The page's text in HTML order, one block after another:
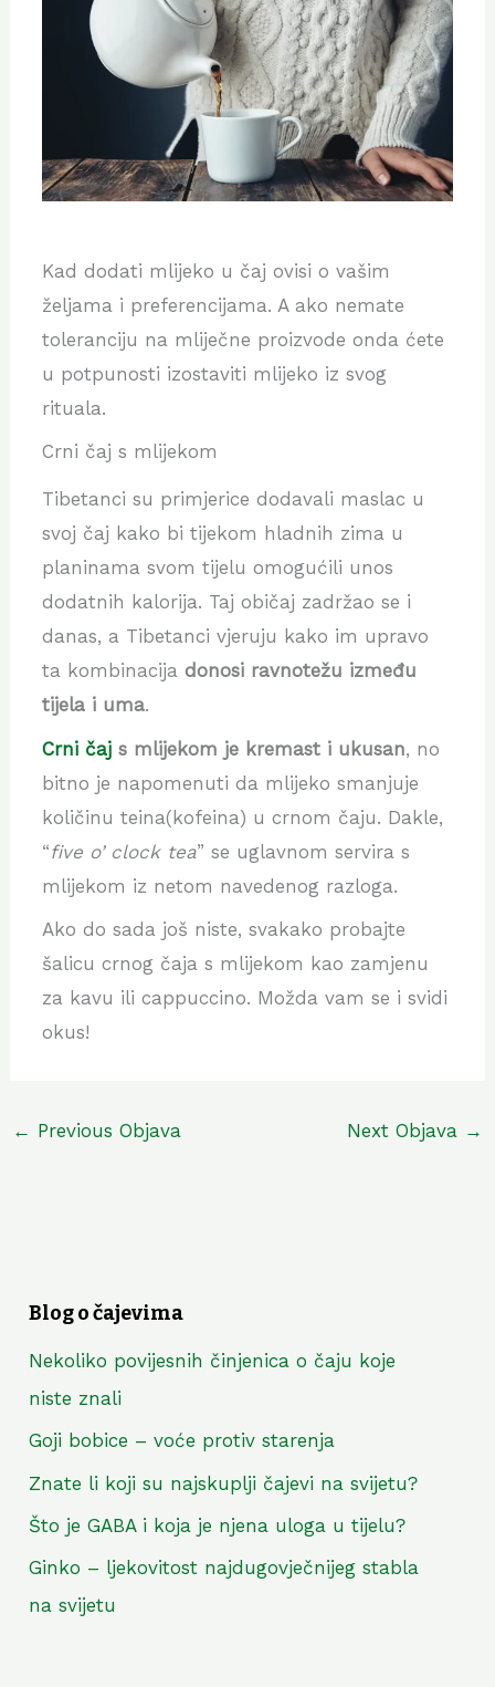
Blog o čajevima
Nekoliko povijesnih činjenica o čaju koje
niste znali
Goji bobice – voće protiv starenja
Znate li koji su najskuplji čajevi na svijetu?
Što je GABA i koja je njena uloga u tijelu?
Ginko – ljekovitost najdugovječnijeg stabla
na svijetu
Kad dodati mlijeko u čaj ovisi o vašim
željama i preferencijama. A ako nemate
toleranciju na mliječne proizvode onda ćete
u potpunosti izostaviti mlijeko iz svog
rituala.
Crni čaj s mlijekom
Tibetanci su primjerice dodavali maslac u
svoj čaj kako bi tijekom hladnih zima u
planinama svom tijelu omogućili unos
dodatnih kalorija. Taj običaj zadržao se i
danas, a Tibetanci vjeruju kako im upravo
ta kombinacija donosi ravnotežu između
tijela i uma.
Crni čajs mlijekom je kremast i ukusan, no
bitno je napomenuti da mlijeko smanjuje
količinu teina(kofeina) u crnom čaju. Dakle,
“five o’ clock tea” se uglavnom servira s
mlijekom iz netom navedenog razloga.
Ako do sada još niste, svakako probajte
šalicu crnog čaja s mlijekom kao zamjenu
za kavu ili cappuccino. Možda vam se i svidi
okus!
← Previous Objava Next Objava →